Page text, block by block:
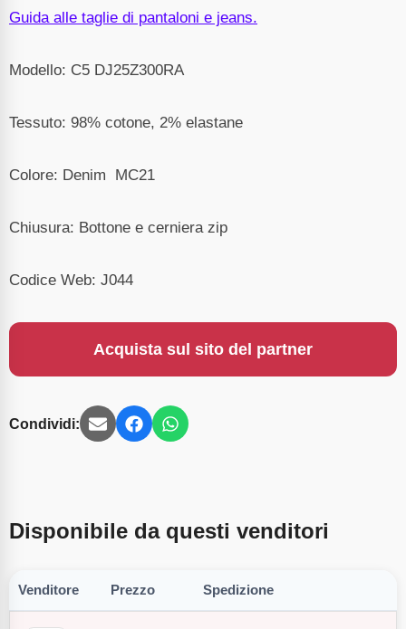
Guida alle taglie di pantaloni e jeans.
Modello: C5 DJ25Z300RA
Tessuto: 98% cotone, 2% elastane
Colore: Denim MC21
Chiusura: Bottone e cerniera zip
Codice Web: J044
Acquista sul sito del partner
Condividi:
Disponibile da questi venditori
Venditore Prezzo Spedizione